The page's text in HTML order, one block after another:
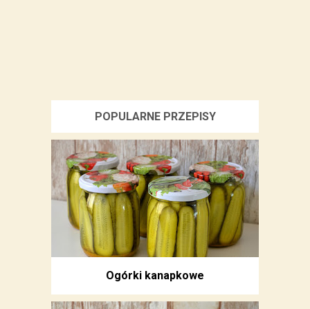
POPULARNE PRZEPISY
Ogórki kanapkowe